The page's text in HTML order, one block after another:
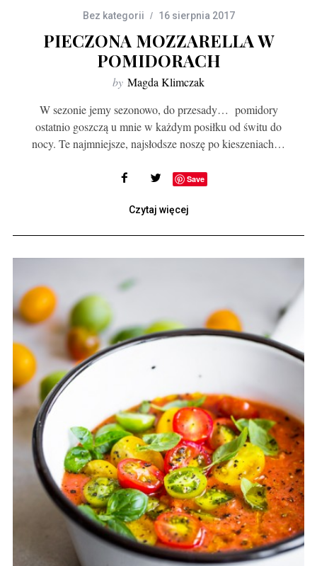
Bez kategorii 16 sierpnia 2017
PIECZONA MOZZARELLA W
POMIDORACH
by Magda Klimczak
W sezonie jemy sezonowo, do przesady… pomidory
ostatnio goszczą u mnie w każdym posiłku od świtu do
nocy. Te najmniejsze, najsłodsze noszę po kieszeniach…
Save
Czytaj więcej